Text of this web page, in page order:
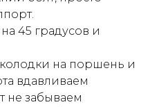
45 градусов и
на поршень и
вдавливаем
не забываем